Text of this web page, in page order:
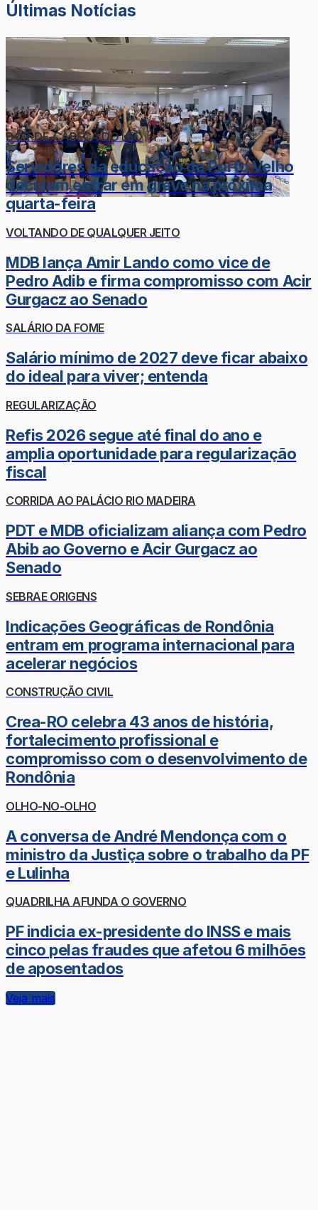
Últimas Notícias
DOR-DE-CABEÇA DO LÉO
Servidores da educação de Porto Velho
decidem entrar em greve na próxima
quarta-feira
VOLTANDO DE QUALQUER JEITO
MDB lança Amir Lando como vice de
Pedro Adib e firma compromisso com Acir
Gurgacz ao Senado
SALÁRIO DA FOME
Salário mínimo de 2027 deve ficar abaixo
do ideal para viver; entenda
REGULARIZAÇÃO
Refis 2026 segue até final do ano e
amplia oportunidade para regularização
fiscal
CORRIDA AO PALÁCIO RIO MADEIRA
PDT e MDB oficializam aliança com Pedro
Abib ao Governo e Acir Gurgacz ao
Senado
SEBRAE ORIGENS
Indicações Geográficas de Rondônia
entram em programa internacional para
acelerar negócios
CONSTRUÇÃO CIVIL
Crea-RO celebra 43 anos de história,
fortalecimento profissional e
compromisso com o desenvolvimento de
Rondônia
OLHO-NO-OLHO
A conversa de André Mendonça com o
ministro da Justiça sobre o trabalho da PF
e Lulinha
QUADRILHA AFUNDA O GOVERNO
PF indicia ex-presidente do INSS e mais
cinco pelas fraudes que afetou 6 milhões
de aposentados
Veja mais